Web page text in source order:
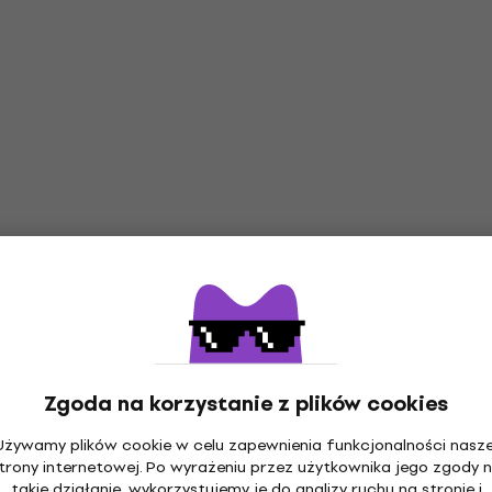
Zgoda na korzystanie z plików cookies
plików cookie w celu zapewnienia funkcjonalności
internetowej. Po wyrażeniu przez użytkownika jego zgody